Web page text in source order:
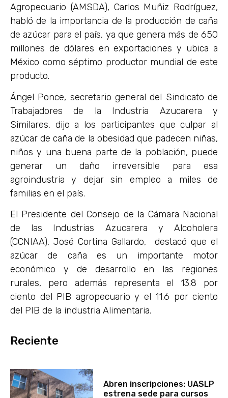
Agropecuario (AMSDA), Carlos Muñiz Rodríguez,
habló de la importancia de la producción de caña
de azúcar para el país, ya que genera más de 650
millones de dólares en exportaciones y ubica a
México como séptimo productor mundial de este
producto.
Ángel Ponce, secretario general del Sindicato de
Trabajadores de la Industria Azucarera y
Similares, dijo a los participantes que culpar al
azúcar de caña de la obesidad que padecen niñas,
niños y una buena parte de la población, puede
generar un daño irreversible para esa
agroindustria y dejar sin empleo a miles de
familias en el país.
El Presidente del Consejo de la Cámara Nacional
de las Industrias Azucarera y Alcoholera
(CCNIAA), José Cortina Gallardo, destacó que el
azúcar de caña es un importante motor
económico y de desarrollo en las regiones
rurales, pero además representa el 13.8 por
ciento del PIB agropecuario y el 11.6 por ciento
del PIB de la industria Alimentaria.
Reciente
Abren inscripciones: UASLP
estrena sede para cursos